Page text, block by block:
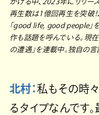
再生数は1億回再生を突破
「good life, good people」
作も話題を呼んでいる。現在
の遭遇」を連載中。独自の
北村：私もその時
るタイプなんです